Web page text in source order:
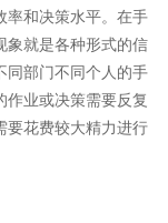
和决策水平。 在手
象就是各种形式的信
同部门不同个人的手
业或决策需要反复
要花费较大精力进行